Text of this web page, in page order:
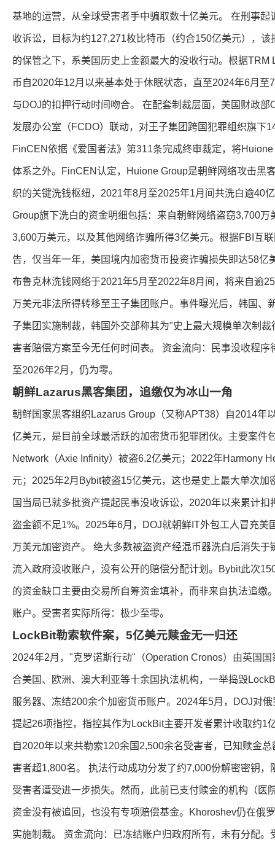
基地的运营，从全球受害者手中骗取数十亿美元。 在刑事起
收诉讼，目标为约127,271枚比特币（约合150亿美元），
的保管之下，系美国历史上金额最大的没收行动。根据TRM
币自2020年12月以来基本处于休眠状态，直至2024年6月至
与DOJ的扣押行动时间吻合。 在配套制裁层面，美国财政部
发展办公室（FCDO）联动，对王子集团跨国犯罪组织旗下
FinCEN依据《爱国者法》第311条完成终审裁定，将
体系之外。FinCEN认定，Huione Group是朝鲜网络攻击黑
织的关键洗钱枢纽，2021年8月至2025年1月间共洗白逾40
Group旗下洗白的资金明细包括：来自朝鲜网络盗窃3,700万
3,600万美元，以及其他网络诈骗所得3亿美元。根据FBI互
告，仅当年一年，美国境内加密货币投资诈骗损失即达58亿
布鲁克林洗钱网络于2021年5月至2022年8月间，将来自逾
万美元非法所得转移至王子集团账户。事件曝光后，韩国、
子集团实施制裁，韩国外交部称其为"史上最大规模单次制
害者赔偿方案至今无任何时间表。 资金流向：民事没收程序
至2026年2月，仍为零。
朝鲜Lazarus黑客集团，追缴仅为冰山一角
朝鲜国家黑客组织Lazarus Group（又称APT38）自2014年
亿美元，是目前全球最活跃的加密货币犯罪团伙。主要案件
Network（Axie Infinity）被盗6.2亿美元；2022年Harmony
元；2025年2月Bybit被盗15亿美元，这也是史上最大单次加
国当局已就多批资产提起民事没收诉讼，2020年以来累计扣
盗金额不足1%。2025年6月，DOJ就朝鲜IT外包工人冒充美
万美元加密资产。 绝大多数被盗资产经混币器洗白后消失于
流入政府没收账户，没有公开的赔偿分配计划。Bybit此次
的资金缺口主要由交易所自筹资金填补，而非来自执法追缴
账户。受害者实际所得：极少至零。
LockBit勒索软件案，5亿美元赎金无一归还
2024年2月，"克罗诺斯行动"（Operation Cronos）由英国
合美国、欧洲、澳大利亚等十余国执法机构，一举捣毁
服务器、冻结200余个加密货币账户。2024年5月，DOJ对
提起26项指控，指控其作为LockBit主要开发者累计收取约1
自2020年以来共勒索120余国2,500余名受害者，已知赎金
害者超1,800名。 执法行动成功分发了约7,000份解密密钥，
受害者遭受进一步损失。然而，此前已支付赎金的机构（医
资金没有被追回，也没有专项赔偿基金。Khoroshev仍在俄
实施制裁。 资金流向：已冻结账户归政府所有，未有分配。